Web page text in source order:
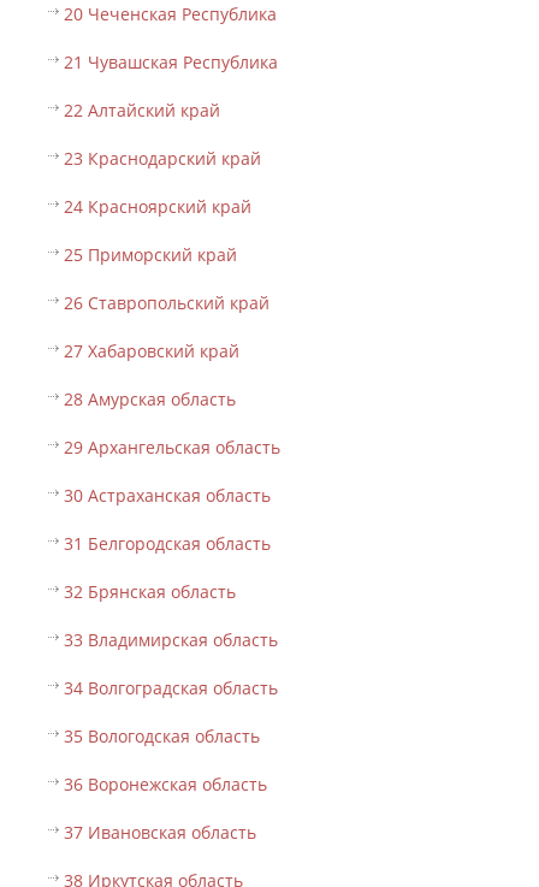
20 Чеченская Республика
21 Чувашская Республика
22 Алтайский край
23 Краснодарский край
24 Красноярский край
25 Приморский край
26 Ставропольский край
27 Хабаровский край
28 Амурская область
29 Архангельская область
30 Астраханская область
31 Белгородская область
32 Брянская область
33 Владимирская область
34 Волгоградская область
35 Вологодская область
36 Воронежская область
37 Ивановская область
38 Иркутская область